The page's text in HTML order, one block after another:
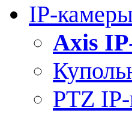
IP-
Axis
PTZ